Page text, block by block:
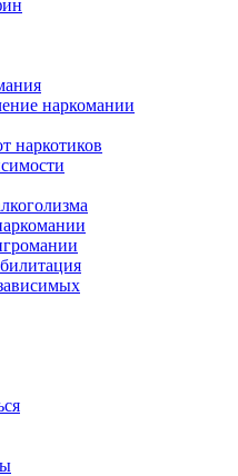
наркомании
наркотиков